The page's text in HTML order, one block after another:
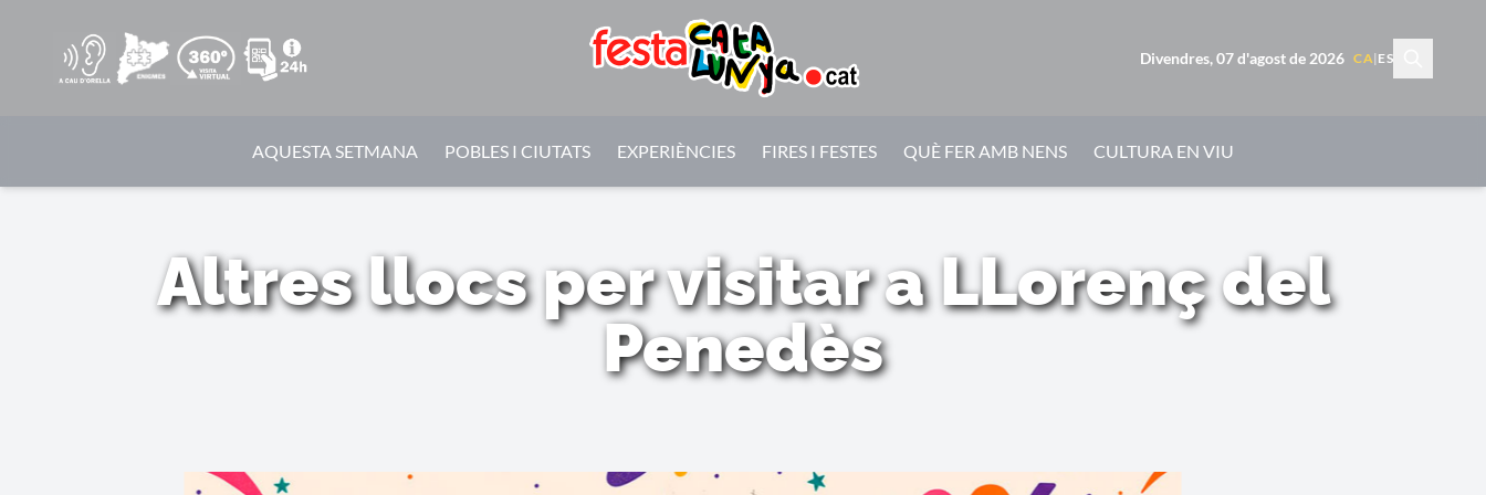
Divendres, 07 d'agost de 2026 CA| ES
AQUESTA SETMANA POBLES I CIUTATS EXPERIÈNCIES FIRES I FESTES QUÈ FER AMB NENS CULTURA EN VIU
Altres llocs per visitar a LLorenç del
Penedès